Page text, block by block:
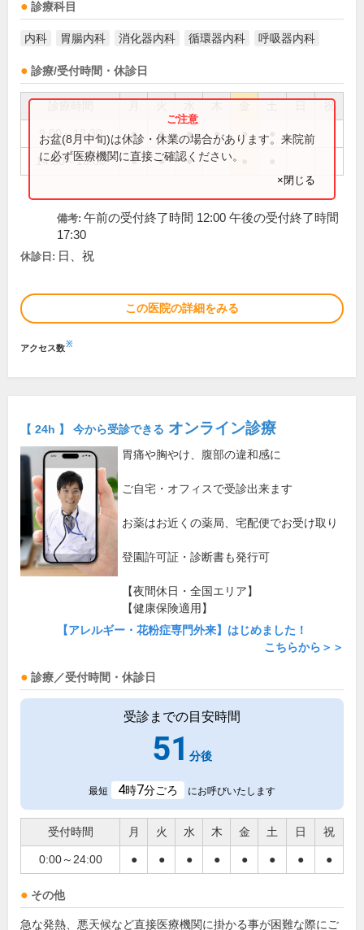
診療科目
内科 胃腸内科 消化器内科 循環器内科 呼吸器内科
診療/受付時間・休診日
祝
9:00～12:30 ● ● ● ● ●
14:00～18:00 ● ● ●
お盆(8月中旬)は休診・休業の場合があります。来院前
に必ず医療機関に直接ご確認ください。
×閉じる
備考: 午前の受付終了時間 12:00 午後の受付終了時間
17:30
休診日: 日、祝
この医院の詳細をみる
アクセス数※
【 24h 】 今から受診できる オンライン診療
胃痛や胸やけ、腹部の違和感に
ご自宅・オフィスで受診出来ます
お薬はお近くの薬局、宅配便でお受け取り
登園許可証・診断書も発行可
【夜間休日・全国エリア】
【健康保険適用】
【アレルギー・花粉症専門外来】はじめました！
こちらから＞＞
診療／受付時間・休診日
受診までの目安時間
51 分後
最短 4時7分ごろ にお呼びいたします
受付時間 月 火 水 木 金 土 日 祝
0:00～24:00 ● ● ● ● ● ● ● ●
その他
急な発熱、悪天候など直接医療機関に掛かる事が困難な際にご